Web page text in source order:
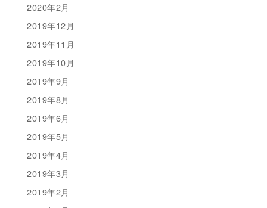
2020年2月
2019年12月
2019年11月
2019年10月
2019年9月
2019年8月
2019年6月
2019年5月
2019年4月
2019年3月
2019年2月